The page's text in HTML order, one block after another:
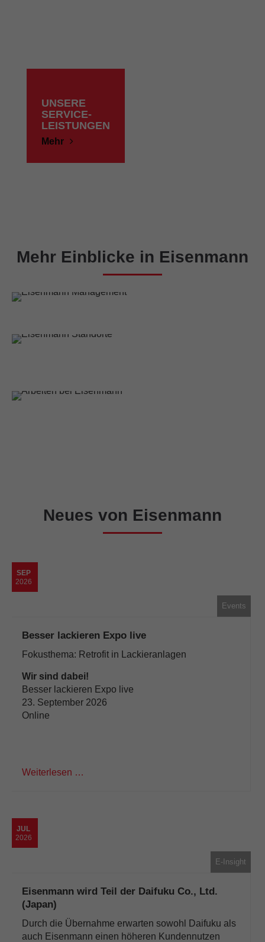
UNSERE
SERVICE-
LEISTUNGEN
Mehr
Mehr Einblicke in Eisenmann
Eisenmann Management
Neues von Eisenmann
SEP
2026
Events
Besser lackieren Expo live
Fokusthema: Retrofit in Lackieranlagen
Wir sind dabei!
Besser lackieren Expo live
23. September 2026
Online
Weiterlesen …
JUL
2026
E-Insight
Eisenmann wird Teil der Daifuku Co., Ltd.
(Japan)
Durch die Übernahme erwarten sowohl Daifuku als
auch Eisenmann einen höheren Kundennutzen